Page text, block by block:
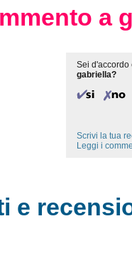
a
Sei d'accordo
gabriella?
Scrivi la tua
Leggi i
e